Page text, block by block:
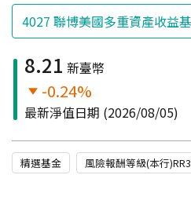
8.21 新臺幣
-0.24%
最新淨值日期 (2026/08/05)
精選基金 風險報酬等級(本行)RR3